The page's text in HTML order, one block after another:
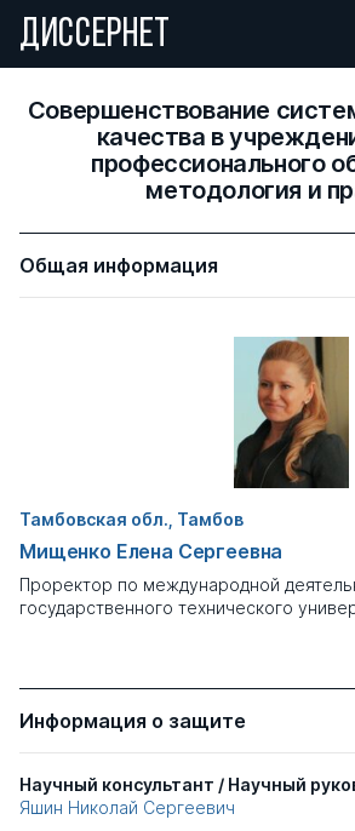
ДИССЕРНЕТ
Совершенствование
качества в
профессионального
методология и
Общая информация
Тамбовская обл., Тамбов
Мищенко Елена Сергеевна
Проректор по международной
государственного технического
Информация о защите
Научный консультант / Научный
Яшин Николай Сергеевич